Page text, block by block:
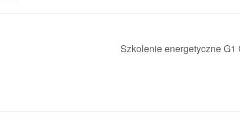
Szkolenie energetyczne G1